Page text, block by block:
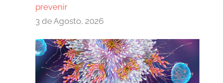
prevenir
3 de Agosto, 2026